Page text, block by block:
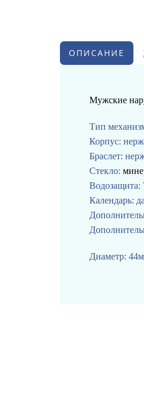
ОПИСАНИЕ
Мужские
Тип
Корпус:
Браслет:
Стекло:
Водозащита:
Календарь:
Диаметр: